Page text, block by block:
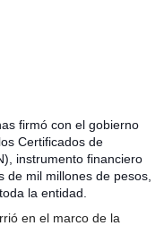
firmó con el gobierno
Certificados de
instrumento financiero
mil millones de pesos,
la entidad.
en el marco de la